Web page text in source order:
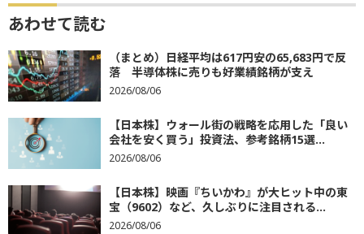
あわせて読む
（まとめ）日経平均は617円安の65,683円で反
落 半導体株に売りも好業績銘柄が支え
2026/08/06
【日本株】ウォール街の戦略を応用した「良い
会社を安く買う」投資法、参考銘柄15選...
2026/08/06
【日本株】映画『ちいかわ』が大ヒット中の東
宝（9602）など、久しぶりに注目される...
2026/08/06